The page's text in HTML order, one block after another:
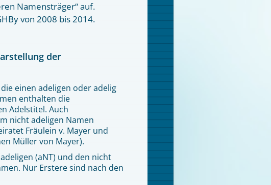
Namensträger“ auf.
von 2008 bis 2014.
der
einen adeligen oder adelig
enthalten die
Adelstitel. Auch
nicht adeligen Namen
Fräulein v. Mayer und
Müller von Mayer).
(aNT) und den nicht
Nur Erstere sind nach den